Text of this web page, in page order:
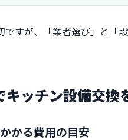
ですが、「業者選び」と「
ッチン設備交換
かる費用の目安